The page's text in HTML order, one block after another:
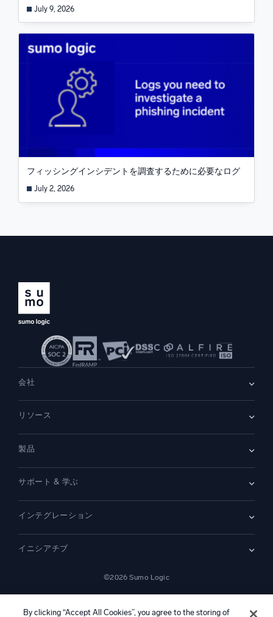
July 9, 2026
フィッシングインシデントを調査するために必要なログ
July 2, 2026
会社
採用情報
リーダーシップ
ニュースルーム
お問い合わせ
リソース
顧客事例
デモ
製品
SIEM
セキュリティ用ログ
監視とトラブルシューティング
比較
サポート & 学ぶ
コミュニティ
サポート
プラットフォームステータス
インテグレーション
Amazon S3 監査
イニシアチブ
デジタル顧客体験
©2026 Sumo Logic
—
カリフォルニア州プライバシー通知 AI への指示日本語
By clicking “Accept All Cookies”, you agree to the storing of